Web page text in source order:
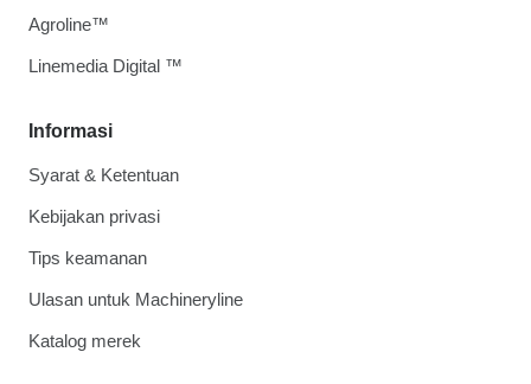
Informasi
Syarat & Ketentuan
Kebijakan privasi
Tips keamanan
Ulasan untuk Machineryline
Katalog merek
Agroline™
Linemedia Digital ™